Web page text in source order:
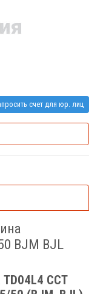
счет для юр. лиц
BJM BJL
CCT